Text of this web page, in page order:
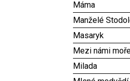
Máma
Manželé
Masaryk
Mezi námi
Milada